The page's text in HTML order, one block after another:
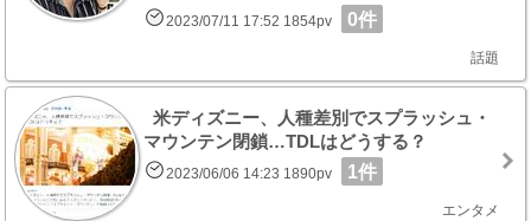
2023/07/11 17:52 1854pv 0件
話題
米ディズニー、人種差別でスプラッシュ・
マウンテン閉鎖…TDLはどうする？
2023/06/06 14:23 1890pv 1件
エンタメ